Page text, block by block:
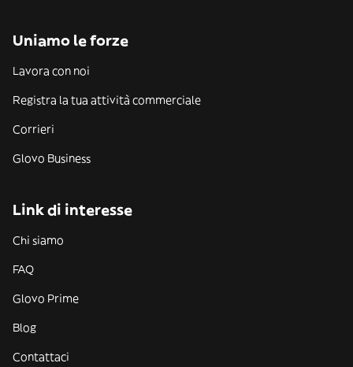
Uniamo le forze
Lavora con noi
Registra la tua attività commerciale
Corrieri
Glovo Business
Link di interesse
Chi siamo
FAQ
Glovo Prime
Blog
Contattaci